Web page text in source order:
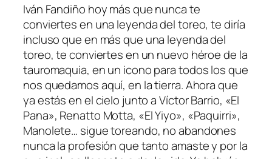
Iván Fandiño hoy más que nunca te
conviertes en una leyenda del toreo, te diría
incluso que en más que una leyenda del
toreo, te conviertes en un nuevo héroe de la
tauromaquia, en un icono para todos los que
nos quedamos aquí, en la tierra. Ahora que
ya estás en el cielo junto a Víctor Barrio, «El
Pana», Renatto Motta, «El Yiyo», «Paquirri»,
Manolete… sigue toreando, no abandones
nunca la profesión que tanto amaste y por la